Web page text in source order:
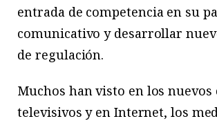
entrada de competencia en su
comunicativo y desarrollar
de regulación.
Muchos han visto en los nuevos
televisivos y en Internet, los